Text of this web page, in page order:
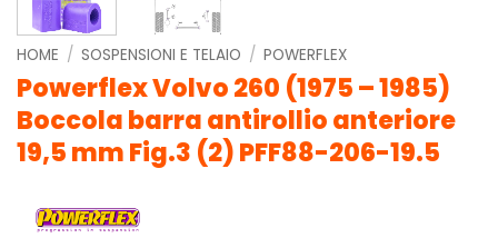
HOME / SOSPENSIONI E TELAIO / POWERFLEX
Powerflex Volvo 260 (1975 – 1985)
Boccola barra antirollio anteriore
19,5 mm Fig.3 (2) PFF88-206-19.5